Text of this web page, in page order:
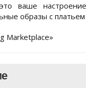
ваше
образы с
Marketplace»